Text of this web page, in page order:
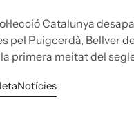
Catalunya
pel Puigcerdà, Bellver
primera meitat del
Notícies